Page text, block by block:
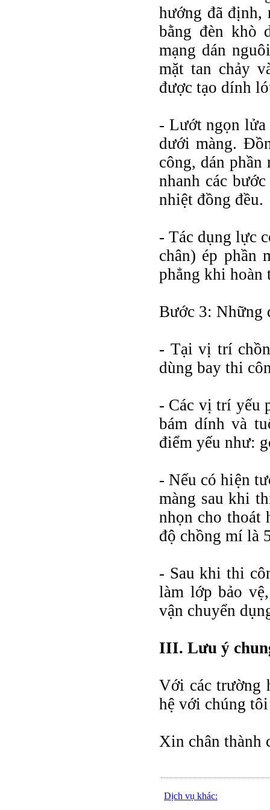
hướng đã định,
bằng đèn khò
mạng dán
mặt tan chảy
được tạo dính
- Lướt ngọn lửa
dưới màng.
công, dán phần
nhanh các
nhiệt đồng đều.
- Tác dụng lực
chân) ép phần
phẳng khi hoàn
Bước 3: Những
- Tại vị trí
dùng bay thi
- Các vị trí yếu
bám dính và
điểm yếu như:
- Nếu có hiện
màng sau khi
nhọn cho thoát
độ chồng mí là
- Sau khi thi
làm lớp bảo
vận chuyển
III. Lưu ý
Với các trường
hệ với chúng
Xin chân thành
Dịch vụ khác: